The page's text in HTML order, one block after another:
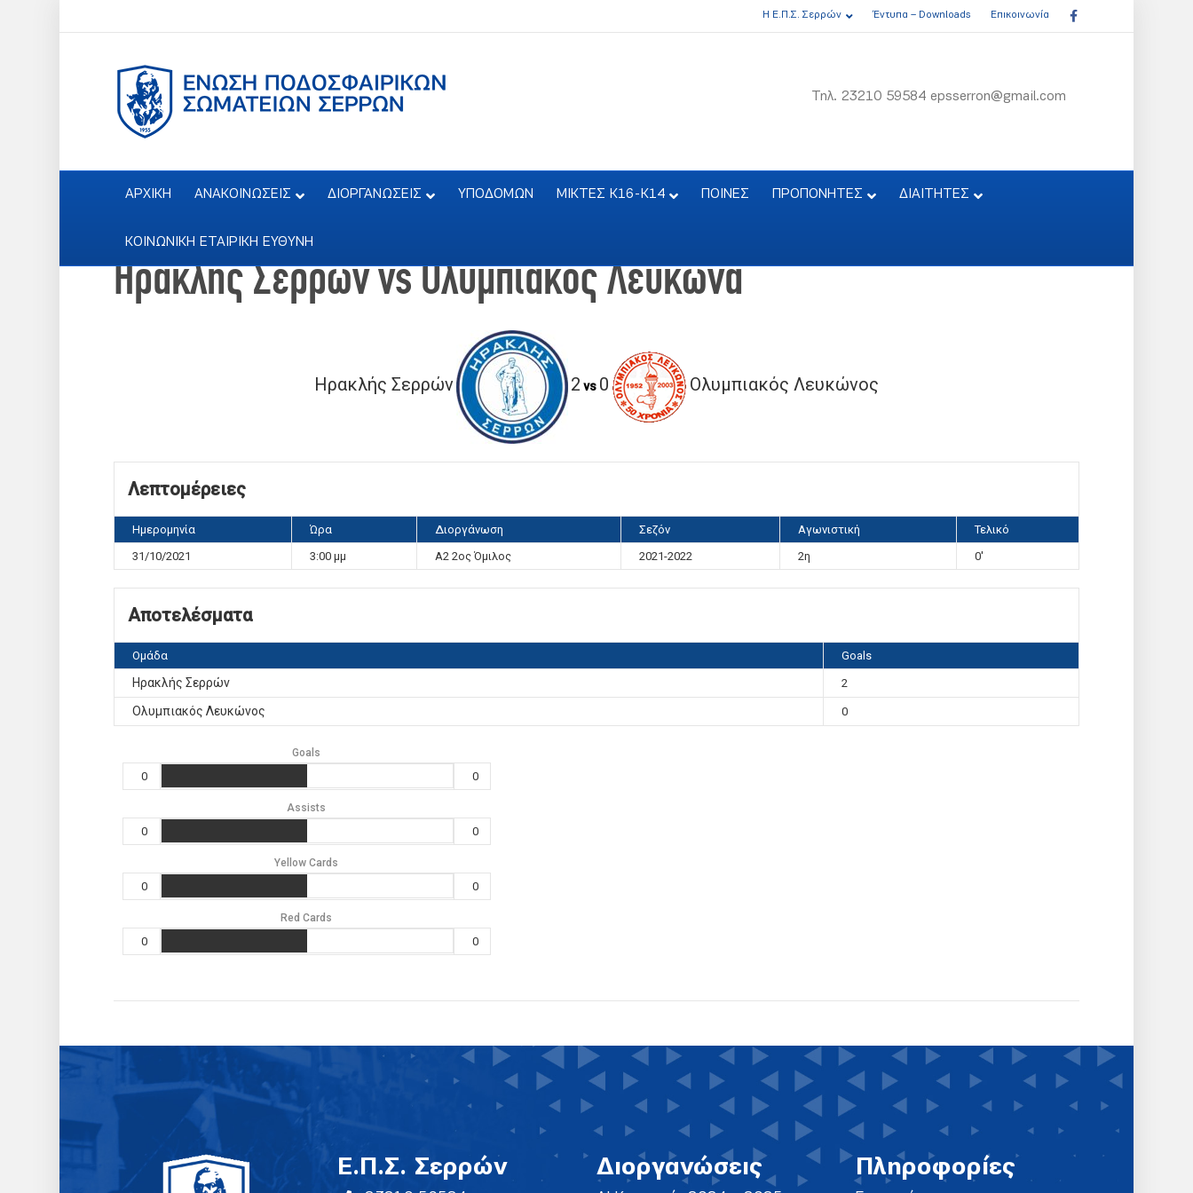
Η Ε.Π.Σ. Σερρών Έντυπα – Downloads Επικοινωνία Facebook
Τηλ. 23210 59584 epsserron@gmail.com
ΑΡΧΙΚΗ ΑΝΑΚΟΙΝΩΣΕΙΣ ΔΙΟΡΓΑΝΩΣΕΙΣ ΥΠΟΔΟΜΩΝ ΜΙΚΤΕΣ Κ16-Κ14 ΠΟΙΝΕΣ ΠΡΟΠΟΝΗΤΕΣ ΔΙΑΙΤΗΤΕΣ
ΚΟΙΝΩΝΙΚΗ ΕΤΑΙΡΙΚΗ ΕΥΘΥΝΗ
Ηρακλής Σερρών vs Ολυμπιακός Λευκώνα
Ηρακλής Σερρών 2 vs 0 Ολυμπιακός Λευκώνος
Λεπτομέρειες
Ημερομηνία Ώρα Διοργάνωση Σεζόν Αγωνιστική
Τελικό
31/10/2021
3:00 μμ Α2 2ος Όμιλος 2021-2022 2η 0'
Αποτελέσματα
Ομάδα Goals
Ηρακλής Σερρών 2
Ολυμπιακός Λευκώνος 0
Goals
0 0
Assists
0 0
Yellow Cards
0 0
Red Cards
0 0
E.Π.Σ. Σερρών Διοργανώσεις Πληροφορίες